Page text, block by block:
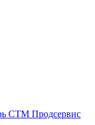
СТМ Продсервис